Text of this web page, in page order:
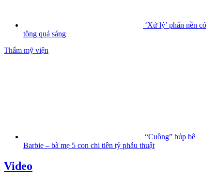
‘Xử lý’ phấn nền có
tông quá sáng
Thẩm mỹ viện
“Cuồng” búp bê
Barbie – bà mẹ 5 con chi tiền tỷ phẫu thuật
Video